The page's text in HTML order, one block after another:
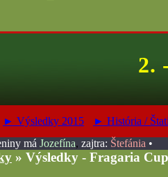
2.
► Výsledky 2015
► História /
má Jozefína, zajtra: Štefánia •
» Výsledky - Fragaria